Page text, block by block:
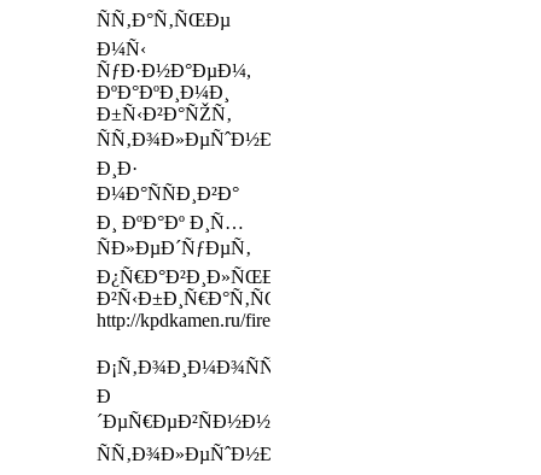
ÑÑ‚Ð°Ñ‚ÑŒÐµ
Ð¼Ñ‹
ÑƒÐ·Ð½Ð°ÐµÐ¼,
ÐºÐ°ÐºÐ¸Ð¼Ð¸
Ð±Ñ‹Ð²Ð°ÑŽÑ‚
ÑÑ‚Ð¾Ð»ÐµÑˆÐ½Ð¸Ñ†Ñ‹
Ð¸Ð·
Ð¼Ð°ÑÑÐ¸Ð²Ð°
Ð¸ ÐºÐ°Ðº Ð¸Ñ…
ÑÐ»ÐµÐ´ÑƒÐµÑ‚
Ð¿Ñ€Ð°Ð²Ð¸Ð»ÑŒÐ½Ð¾
Ð²Ñ‹Ð±Ð¸Ñ€Ð°Ñ‚ÑŒ
http://kpdkamen.ru/fireplaces/
Ð¡Ñ‚Ð¾Ð¸Ð¼Ð¾ÑÑ‚ÑŒ
Ð
´ÐµÑ€ÐµÐ²ÑÐ½Ð½Ð¾Ð¹
ÑÑ‚Ð¾Ð»ÐµÑˆÐ½Ð¸Ñ†Ñ‹